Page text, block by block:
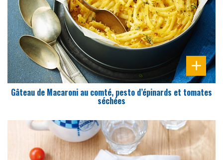
PRÉPARATION
15 Min
Gâteau de Macaroni au comté, pesto d’épinards et tomates
séchées